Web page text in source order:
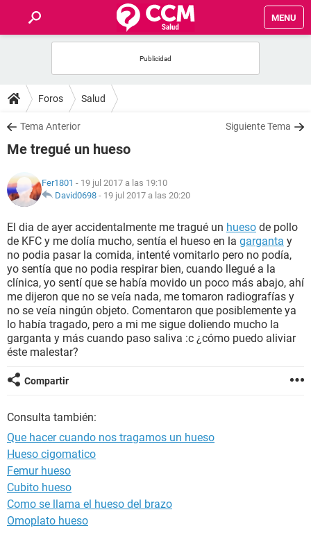
MENU
FOROS
SALUD
NUTRICIÓN
BIENESTAR
SEXUALIDAD
GLOSARIO
Foros Salud
Tema Anterior Siguiente Tema
Me tregué un hueso
Fer1801 - 19 jul 2017 a las 19:10
David0698 - 19 jul 2017 a las 20:20
El dia de ayer accidentalmente me tragué un hueso de pollo
de KFC y me dolía mucho, sentía el hueso en la garganta y
no podia pasar la comida, intenté vomitarlo pero no podía,
yo sentía que no podia respirar bien, cuando llegué a la
clínica, yo sentí que se había movido un poco más abajo, ahí
me dijeron que no se veía nada, me tomaron radiografías y
no se veía ningún objeto. Comentaron que posiblemente ya
lo había tragado, pero a mi me sigue doliendo mucho la
garganta y más cuando paso saliva :c ¿cómo puedo aliviar
éste malestar?
Compartir
Consulta también:
Que hacer cuando nos tragamos un hueso
Hueso cigomatico
Femur hueso
Cubito hueso
Como se llama el hueso del brazo
Omoplato hueso